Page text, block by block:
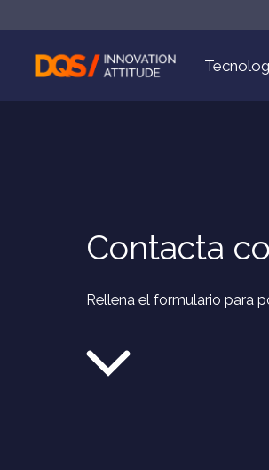
al
contenido
Contacta
Rellena el formulario para